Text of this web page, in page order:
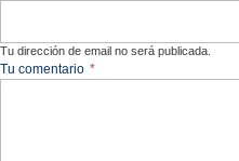
Tu dirección de email no será publicada.
Tu comentario *